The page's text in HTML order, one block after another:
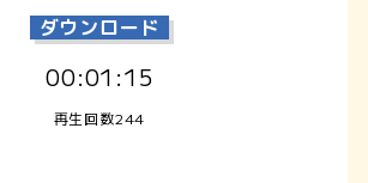
ダウンロード
00:01:15
再生回数244